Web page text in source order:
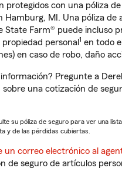
protegidos con una póliza
Hamburg, MI. Una póliza de
State Farm® puede incluso
personal 1 en todo
en caso de robo, daño
Pregunte a
sobre una cotización de
su póliza de seguro para ver una
y de las pérdidas cubiertas.
un correo electrónico al
de seguro de artículos